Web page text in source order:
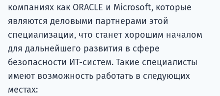
компаниях как ORACLE и Microsoft, которые
являются деловыми партнерами этой
специализации, что станет хорошим началом
для дальнейшего развития в сфере
безопасности ИТ-систем. Такие специалисты
имеют возможность работать в следующих
местах: